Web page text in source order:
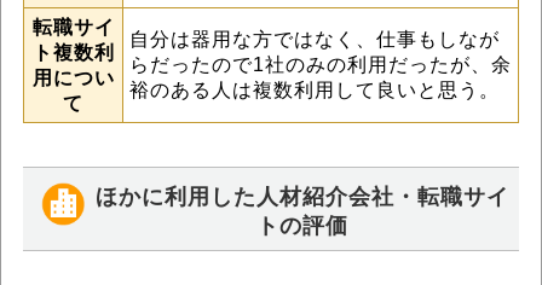
転職サイ
ト複数利
用につい
て
自分は器用な方ではなく、仕事もしなが
らだったので1社のみの利用だったが、余
裕のある人は複数利用して良いと思う。
ほかに利用した人材紹介会社・転職サイ
トの評価